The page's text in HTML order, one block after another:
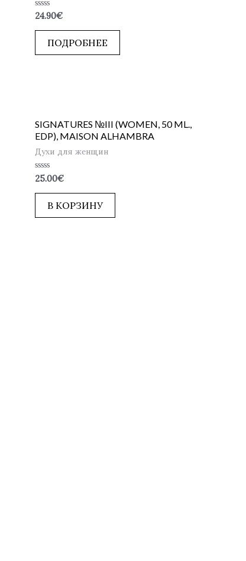
Оценка
из
24.90€
ПОДРОБНЕЕ
SIGNATURES №III (WOMEN, 50 ML.,
EDP), MAISON ALHAMBRA
Духи для женщин
Оценка
0
из
25.00€
В КОРЗИНУ